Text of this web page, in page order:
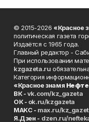
© 2015-2026 «Красное
политическая газета
Издаётся с 1965 года.
Главный редактор -
При использовании
kzgazeta.ru
Категория
«Красное знамя
ВК -vk.com/kz_gazeta
ОК - ok.ru/kzgazeta
MAKC - max.ru/
Я.Дзен - dzen.ru/